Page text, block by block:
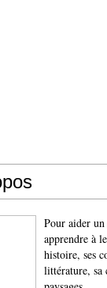
Pour aider
apprendre à
histoire, ses
littérature, sa